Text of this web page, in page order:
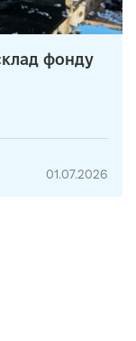
фонду
01.07.2026